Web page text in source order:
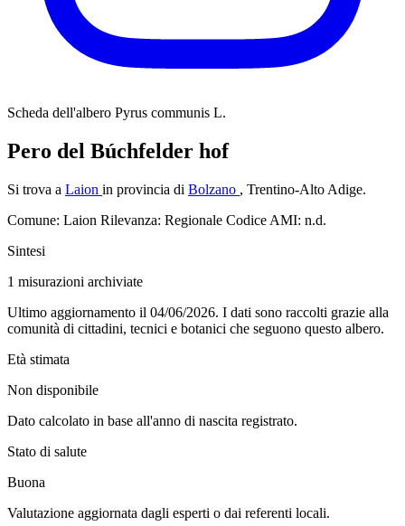
Scheda dell'albero Pyrus communis L.
Pero del Búchfelder hof
Si trova a Laion in provincia di Bolzano , Trentino-Alto Adige.
Comune: Laion Rilevanza: Regionale Codice AMI: n.d.
Sintesi
1 misurazioni archiviate
Ultimo aggiornamento il 04/06/2026. I dati sono raccolti grazie alla
comunità di cittadini, tecnici e botanici che seguono questo albero.
Età stimata
Non disponibile
Dato calcolato in base all'anno di nascita registrato.
Stato di salute
Buona
Valutazione aggiornata dagli esperti o dai referenti locali.